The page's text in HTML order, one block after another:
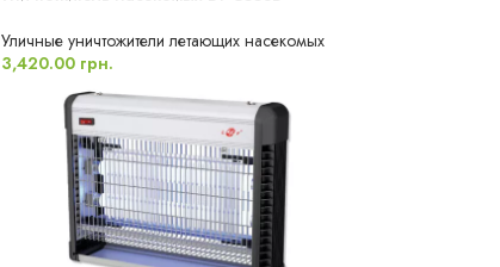
ВЛАГОЗАЩИЩЕННЫЙ
Уличные уничтожители летающих насекомых
3,420.00 грн.